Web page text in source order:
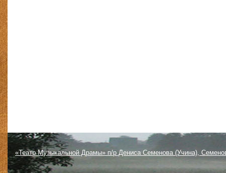
«Театр Музыкальной Драмы» п/р Дениса Семенова (Учина),